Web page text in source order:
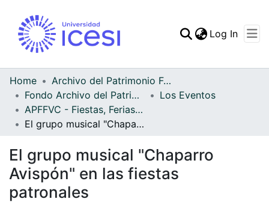
Statistics
Log In
Home
Archivo del Patrimonio Fotográfico y Fílmico del Valle del Cauca
Fondo Archivo del Patrimonio Fotográfico y Fílmico del Valle del Cauca
Los Eventos
APFFVC - Fiestas, Ferias y Carnavales - Patrimonial
El grupo musical "Chaparro Avispón" en las fiestas patronales
El grupo musical "Chaparro
Avispón" en las fiestas
patronales